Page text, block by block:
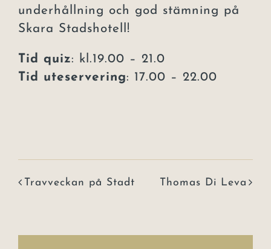
underhållning och god stämning på
Skara Stadshotell!
Tid quiz: kl.19.00 – 21.0
Tid uteservering: 17.00 – 22.00
Travveckan på Stadt Thomas Di Leva